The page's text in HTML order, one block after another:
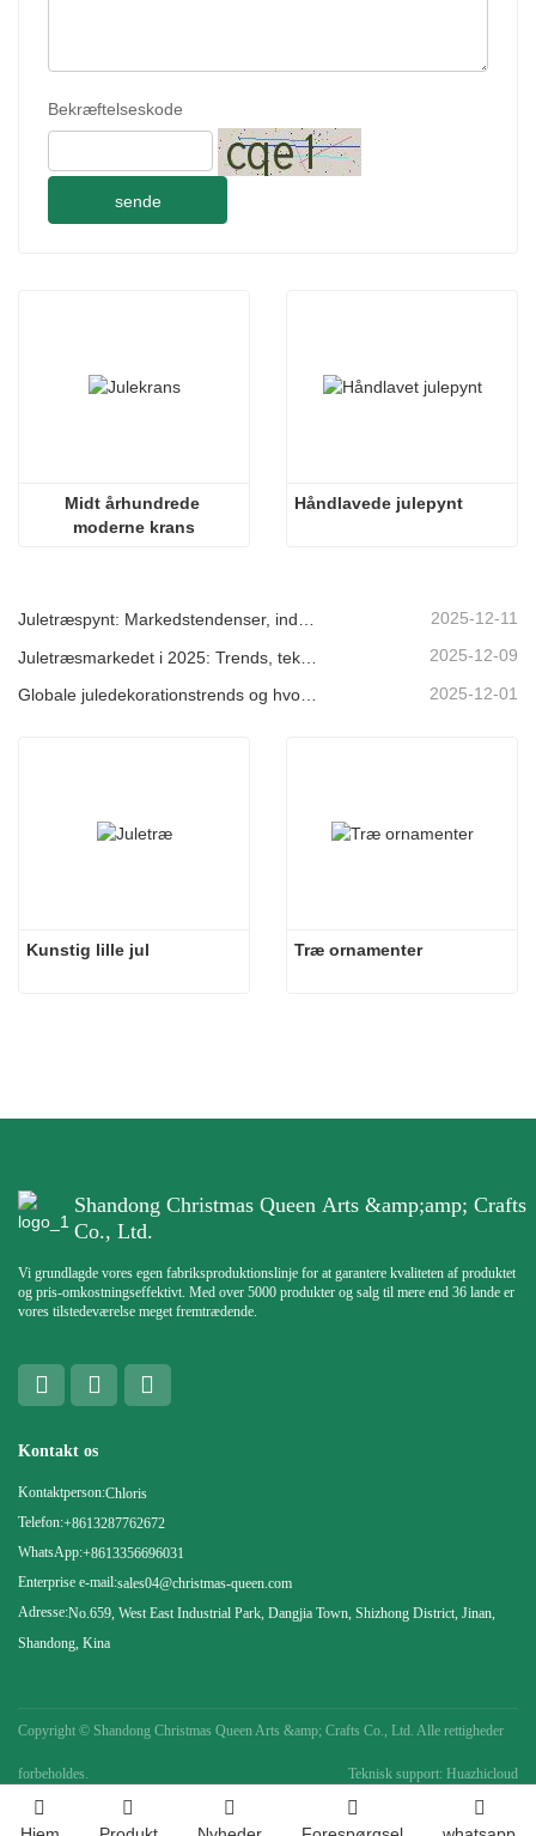
Bekræftelseskode
sende
Midt århundrede
moderne krans
Håndlavede julepynt
Juletræspynt: Markedstendenser, indsigt i forsyningskæden og indkøbsguide 2025 2025-12-11
2025-12-09
2025-12-01
Kunstig lille jul Træ ornamenter
Shandong Christmas Queen Arts &amp;amp; Crafts
Co., Ltd.
Vi grundlagde vores egen fabriksproduktionslinje for at garantere kvaliteten af ​​produktet
og pris-omkostningseffektivt. Med over 5000 produkter og salg til mere end 36 lande er
vores tilstedeværelse meget fremtrædende.
Kontakt os
Kontaktperson:Chloris
Telefon:+8613287762672
WhatsApp:+8613356696031
Enterprise e-mail:sales04@christmas-queen.com
Adresse:No.659, West East Industrial Park, Dangjia Town, Shizhong District, Jinan,
Shandong, Kina
Copyright © Shandong Christmas Queen Arts &amp; Crafts Co., Ltd. Alle rettigheder
forbeholdes. Teknisk support: Huazhicloud